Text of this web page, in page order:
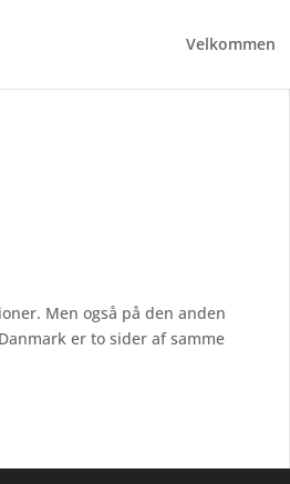
Velkommen
Men også på den anden
er to sider af samme